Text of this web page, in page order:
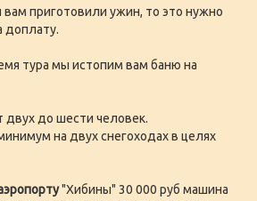
приготовили ужин, то это нужно
доплату.
тура мы истопим вам баню на
двух до шести человек.
на двух снегоходах в целях
"Хибины" 30 000 руб машина